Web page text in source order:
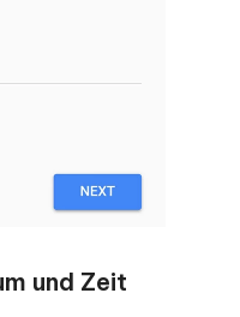
und Zeit